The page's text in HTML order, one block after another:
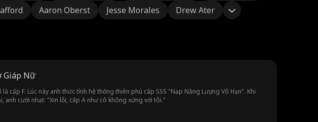
Aaron Oberst Jesse Morales Drew Ater
Giáp Nữ
cấp F. Lúc này anh thức tỉnh hệ thống thiên phú cấp SSS "Nạp Năng Lượng Vô Hạn". Khi
anh cười nhạt: "Xin lỗi, cấp A như cô không xứng với tôi."